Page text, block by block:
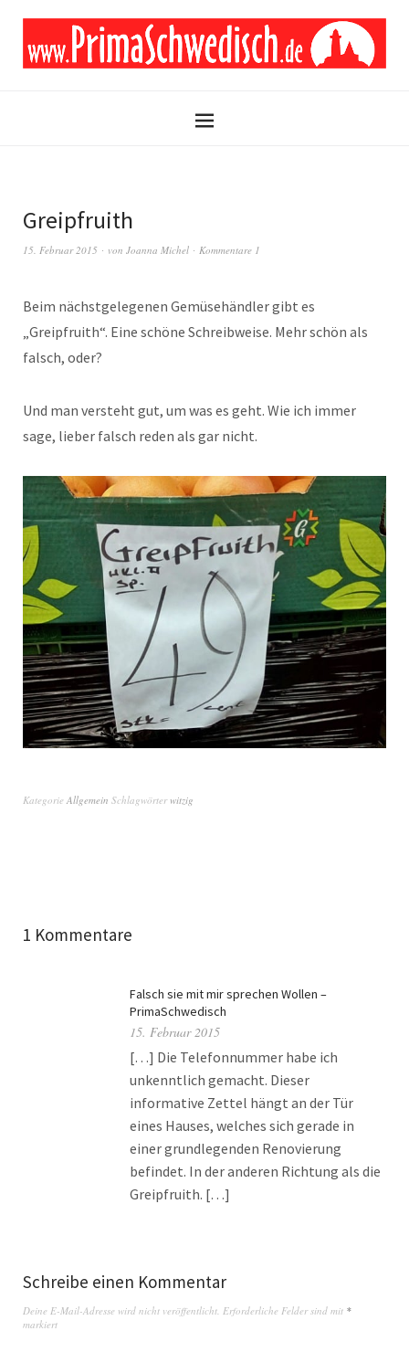
Greipfruith
15. Februar 2015 von Joanna Michel Kommentare 1
Beim nächstgelegenen Gemüsehändler gibt es
„Greipfruith“. Eine schöne Schreibweise. Mehr schön als
falsch, oder?
Und man versteht gut, um was es geht. Wie ich immer
sage, lieber falsch reden als gar nicht.
Kategorie Allgemein Schlagwörterwitzig
1 Kommentare
Falsch sie mit mir sprechen Wollen –
PrimaSchwedisch
15. Februar 2015
[…] Die Telefonnummer habe ich
unkenntlich gemacht. Dieser
informative Zettel hängt an der Tür
eines Hauses, welches sich gerade in
einer grundlegenden Renovierung
befindet. In der anderen Richtung als die
Greipfruith. […]
Schreibe einen Kommentar
Deine E-Mail-Adresse wird nicht veröffentlicht. Erforderliche Felder sind mit *
markiert